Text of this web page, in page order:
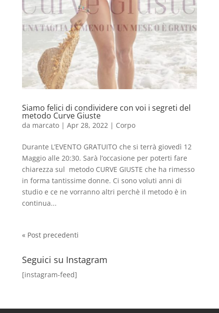
Siamo felici di condividere con voi i segreti del
metodo Curve Giuste
da marcato| Apr 28, 2022| Corpo
Durante L’EVENTO GRATUITO che si terrà giovedì 12
Maggio alle 20:30. Sarà l’occasione per poterti fare
chiarezza sul metodo CURVE GIUSTE che ha rimesso
in forma tantissime donne. Ci sono voluti anni di
studio e ce ne vorranno altri perchè il metodo è in
continua...
« Post precedenti
Seguici su Instagram
[instagram-feed]